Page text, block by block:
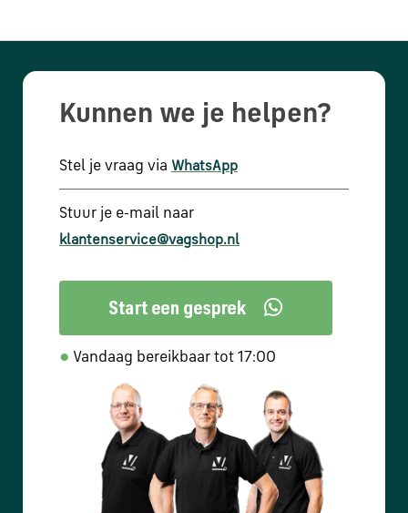
Kunnen we je helpen?
Stel je vraag via WhatsApp
Stuur je e-mail naar
klantenservice@vagshop.nl
● Vandaag bereikbaar tot 17:00